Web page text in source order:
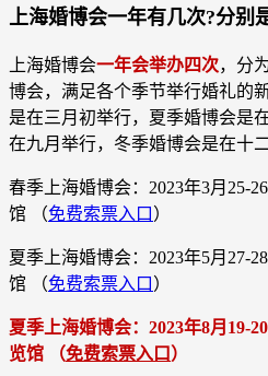
上海婚博会一年有几次?分别
上海婚博会一年会举办四次，分
博会，满足各个季节举行婚礼的
是在三月初举行，夏季婚博会是
在九月举行，冬季婚博会是在十
春季上海婚博会：2023年3月25-
馆 （免费索票入口 ）
夏季上海婚博会：2023年5月27-
馆 （免费索票入口 ）
夏季上海婚博会：2023年8月19-
览馆 （免费索票入口 ）